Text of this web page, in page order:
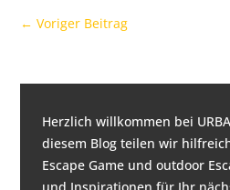
←Voriger Beitrag
Herzlich willkommen bei
diesem Blog teilen wir
Escape Game und outdoor